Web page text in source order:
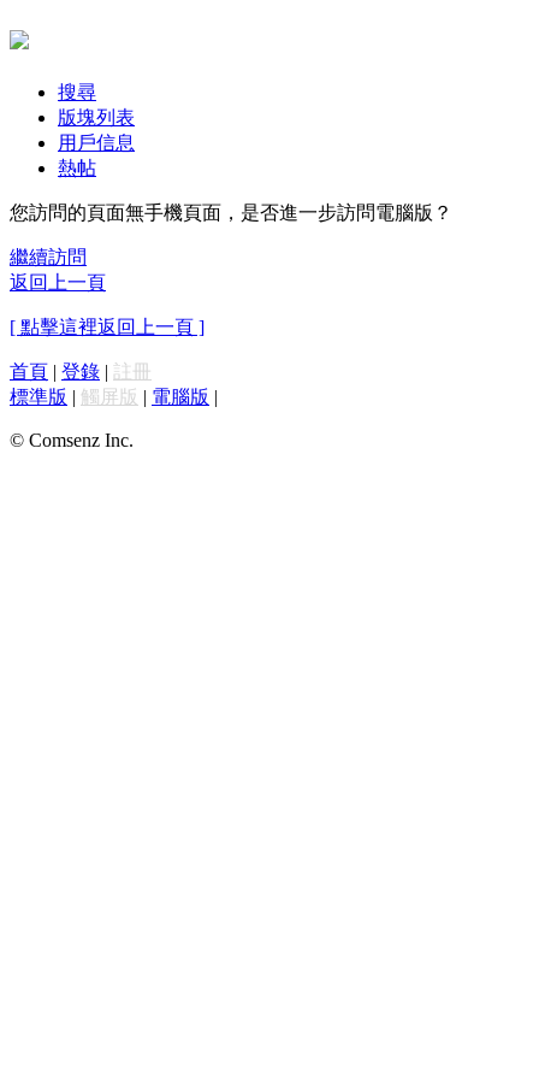
搜尋
版塊列表
用戶信息
熱帖
您訪問的頁面無手機頁面，是否進一步訪問電腦版？
繼續訪問
返回上一頁
[ 點擊這裡返回上一頁 ]
首頁 | 登錄 | 註冊
標準版 | 觸屏版 | 電腦版 |
© Comsenz Inc.